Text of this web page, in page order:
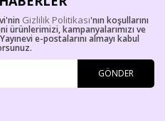
Gizlilik Politikası'nın koşullarını
ürünlerimizi, kampanyalarımızı ve
e-postalarını almayı kabul
GÖNDER